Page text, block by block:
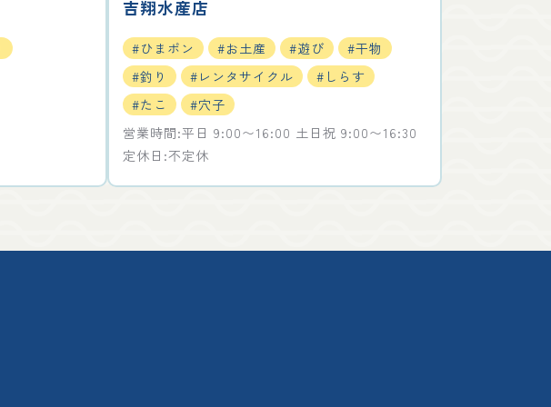
吉翔水産店
#ひまポン #お土産 #遊び
#干物
#釣り
#レンタサイクル
#しらす
#たこ
#穴子
営業時間:平日 9:00〜16:00 土日祝 9:00〜16:30
定休日:不定休